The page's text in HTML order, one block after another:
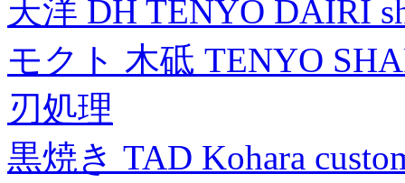
天洋 DH TENYO DAIRI
モクト 木砥 TENYO
刃処理
黒焼き TAD Kohara